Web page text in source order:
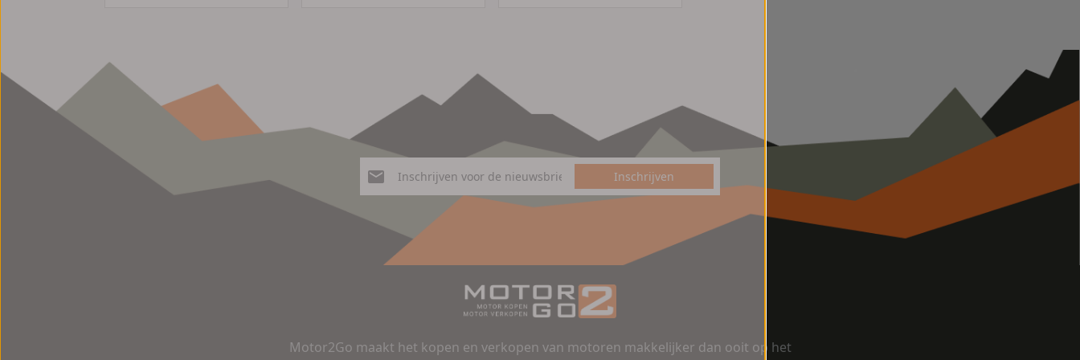
Inschrijven
Motor2Go maakt het kopen en verkopen van motoren makkelijker dan ooit op het